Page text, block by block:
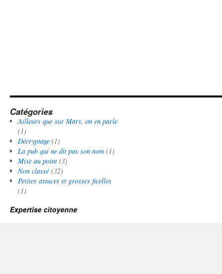
Catégories
Ailleurs que sur Mars, on en parle
(1)
Décryptage(1)
La pub qui ne dit pas son nom(1)
Mise au point(3)
Non classé(32)
Petites astuces et grosses ficelles
(1)
Expertise citoyenne